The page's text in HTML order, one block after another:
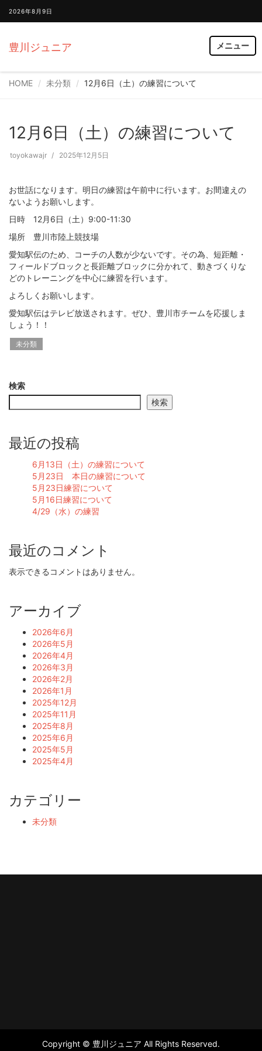
2026年8月9日
豊川ジュニア メニュー
HOME 未分類 12月6日（土）の練習について
12月6日（土）の練習について
toyokawajr 2025年12月5日
お世話になります。明日の練習は午前中に行います。お間違えの
ないようお願いします。
日時 12月6日（土）9:00-11:30
場所 豊川市陸上競技場
愛知駅伝のため、コーチの人数が少ないです。その為、短距離・
フィールドブロックと長距離ブロックに分かれて、動きづくりな
どのトレーニングを中心に練習を行います。
よろしくお願いします。
愛知駅伝はテレビ放送されます。ぜひ、豊川市チームを応援しま
しょう！！
未分類
検索
検索
最近の投稿
6月13日（土）の練習について
5月23日 本日の練習について
5月23日練習について
5月16日練習について
4/29（水）の練習
最近のコメント
表示できるコメントはありません。
アーカイブ
2026年6月
2026年5月
2026年4月
2026年3月
2026年2月
2026年1月
2025年12月
2025年11月
2025年8月
2025年6月
2025年5月
2025年4月
カテゴリー
未分類
Copyright © 豊川ジュニア All Rights Reserved.